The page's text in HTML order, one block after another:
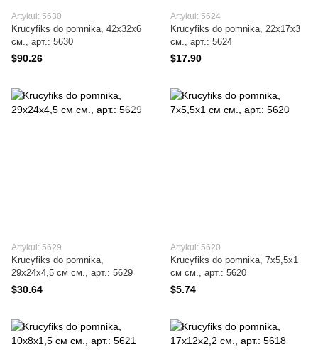
Artykul: 5630
Krucyfiks do pomnika, 42х32х6
см., арт.: 5630
$90.26
Artykul: 5624
Krucyfiks do pomnika, 22х17x3
см., арт.: 5624
$17.90
Artykul: 5629
Krucyfiks do pomnika,
29х24x4,5 см см., арт.: 5629
$30.64
Artykul: 5620
Krucyfiks do pomnika, 7х5,5x1
см см., арт.: 5620
$5.74